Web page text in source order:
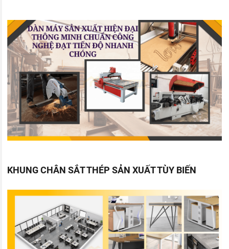
KHUNG CHÂN SẮT THÉP SẢN XUẤT TÙY BIẾN